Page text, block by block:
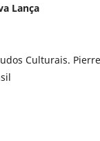
Lança
Culturais.